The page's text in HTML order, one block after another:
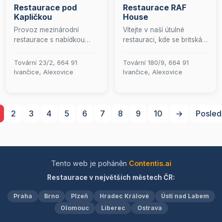
jako doma. V každé
koupelně najdete zdarma
toaletní potřeby pro vaše
pohodlí. Provozní doba
doporučujeme
zkontrolovat aktuální
Restaurace pod
Kapličkou
Provoz mezinárodní
restaurace s nabídkou
Tovární 23/2, 664 91
Ivančice, Alexovice
Restaurace RAF
House
Vítejte v naší útulné
restauraci, kde se britská
rodinnou pohostinností.
Naše pokrmy jsou
abychom vám přinesli
autentický kulinářský
dobrého vína, proto jsme
pro vás připravili pečlivě
vybranou kolekci vín. Mezi
nimi najdete i speciální
na počest českých letců a
hrdinů. Přijďte a nechte se
Tovární 180/9, 664 91
Ivančice, Alexovice
2 3 4 5 6 7 8 9 10 →
Tento web je poháněn Contentis.ai
Restaurace v největších městech ČR:
Praha Brno Plzeň Hradec Králové
Ústí nad Labem
Olomouc
Liberec Ostrava